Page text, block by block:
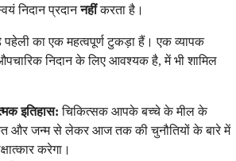
निदान प्रदाननहींकरता है।
का एक महत्वपूर्ण टुकड़ा हैं। एक व्यापक
निदान के लिए आवश्यक है, में भी शामिल
इतिहास: चिकित्सक आपके बच्चे के मील के
और जन्म से लेकर आज तक की चुनौतियों के बारे में
करेगा।